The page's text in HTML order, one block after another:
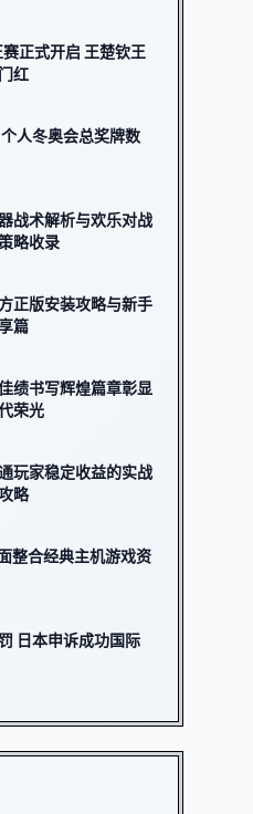
正式开启 王楚钦王
红
人冬奥会总奖牌数
战术解析与欢乐对战
略收录
正版安装攻略与新手
篇
绩书写辉煌篇章彰显
荣光
玩家稳定收益的实战
略
整合经典主机游戏资
日本申诉成功国际